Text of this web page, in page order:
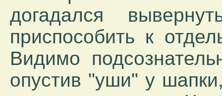
догадался
приспособить к
Видимо
опустив "уши" у